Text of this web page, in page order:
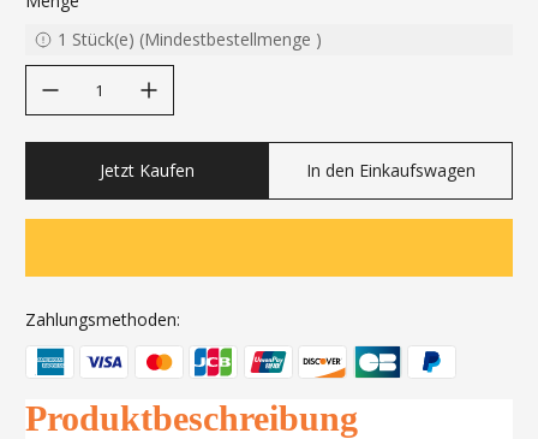
1 Stück(e) (Mindestbestellmenge )
Jetzt Kaufen In den Einkaufswagen
Zahlungsmethoden:
Produktbeschreibung